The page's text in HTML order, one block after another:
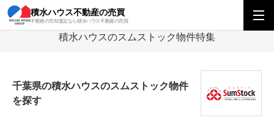
積水ハウス不動産の売買
不動産の売却査定なら積水ハウス不動産の売買
積水ハウス不動産の売買 関東エリア 積水ハウスのスムストック物件特集
積水ハウスのスムストック物件特集
千葉県の積水ハウスのスムストック物件
を探す